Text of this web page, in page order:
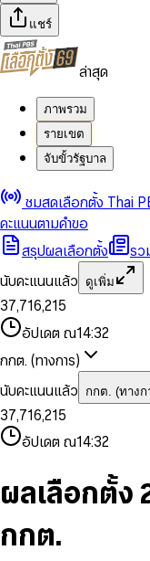
แชร์
ล่าสุด
ภาพรวม
รายเขต
จับขั้วรัฐบาล
ชมสดเลือกตั้ง Thai
คะแนนตามคำขอ
สรุปผลเลือกตั้ง
รว
นับคะแนนแล้ว
ดูเพิ่ม
0
1
2
3
4
5
6
8
9
0
1
2
3
4
5
6
7
8
9
,
0
1
2
4
6
7
8
9
0
1
2
3
4
5
6
7
8
9
0
1
3
5
6
7
8
9
,
1
2
4
5
7
8
9
0
1
3
4
6
7
8
9
0
2
3
4
5
7
8
อัปเดต ณ14:32
กกต. (ทางการ)
นับคะแนนแล้ว
กกต. (ทางก
0
1
2
3
4
5
7
8
0
1
2
4
5
6
7
8
9
,
0
1
2
4
6
7
8
9
0
1
2
3
5
6
8
9
0
1
3
5
6
7
8
,
1
2
4
6
7
9
0
1
3
5
6
8
9
0
2
3
4
5
7
9
อัปเดต ณ14:32
ผลเลือกตั้ง
กกต.